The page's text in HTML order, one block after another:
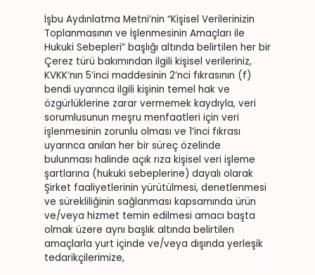
İşbu Aydınlatma Metni’nin “Kişisel Verilerinizin
Toplanmasının ve İşlenmesinin Amaçları ile
Hukuki Sebepleri” başlığı altında belirtilen her bir
Çerez türü bakımından ilgili kişisel verileriniz,
KVKK’nın 5’inci maddesinin 2’nci fıkrasının (f)
bendi uyarınca ilgili kişinin temel hak ve
özgürlüklerine zarar vermemek kaydıyla, veri
sorumlusunun meşru menfaatleri için veri
işlenmesinin zorunlu olması ve 1’inci fıkrası
uyarınca anılan her bir süreç özelinde
bulunması halinde açık rıza kişisel veri işleme
şartlarına (hukuki sebeplerine) dayalı olarak
Şirket faaliyetlerinin yürütülmesi, denetlenmesi
ve sürekliliğinin sağlanması kapsamında ürün
ve/veya hizmet temin edilmesi amacı başta
olmak üzere aynı başlık altında belirtilen
amaçlarla yurt içinde ve/veya dışında yerleşik
tedarikçilerimize,